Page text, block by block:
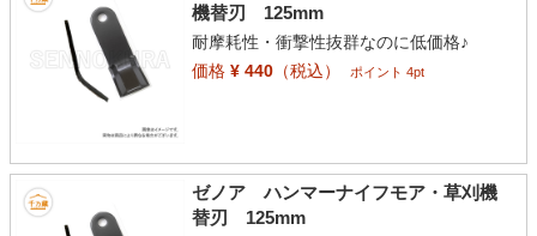
機替刃 125mm
耐摩耗性・衝撃性抜群なのに低価格♪
価格¥ 440（税込） ポイント 4pt
ゼノア ハンマーナイフモア・草刈機
替刃 125mm